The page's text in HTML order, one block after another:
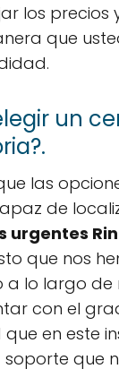
los precios
que
un
las
de
urgentes
que nos
a lo largo de
con el
en este
que